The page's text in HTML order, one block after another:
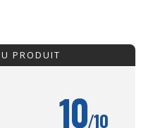
PRODUIT
10/10